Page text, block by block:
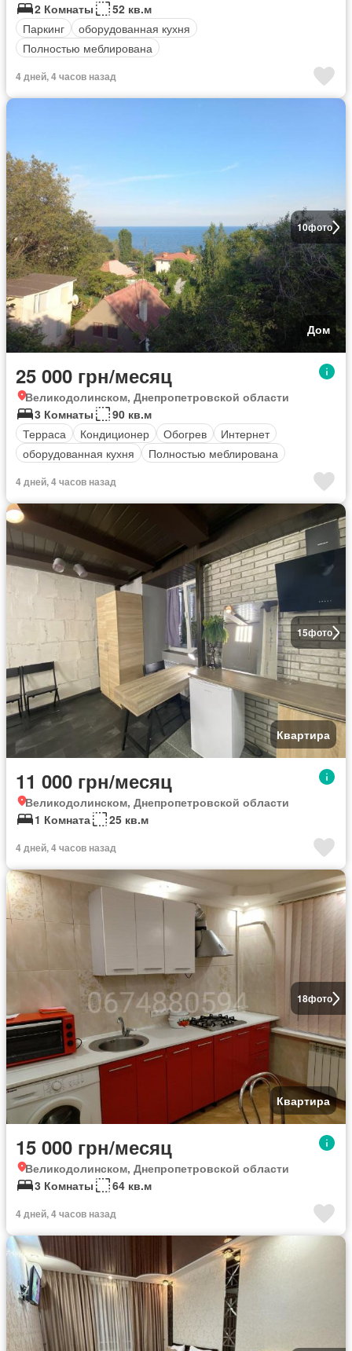
2 Комнаты
52 кв.м
Паркинг
оборудованная кухня
Полностью меблирована
4 дней, 4 часов назад
10фото
Дом
25 000 грн/месяц
Великодолинском, Днепропетровской области
3 Комнаты
90 кв.м
Терраса
Кондиционер Обогрев
Интернет
оборудованная кухня
Полностью меблирована
4 дней, 4 часов назад
15фото
Квартира
11 000 грн/месяц
Великодолинском, Днепропетровской области
1 Комната
25 кв.м
4 дней, 4 часов назад
18фото
Квартира
15 000 грн/месяц
Великодолинском, Днепропетровской области
3 Комнаты
64 кв.м
4 дней, 4 часов назад